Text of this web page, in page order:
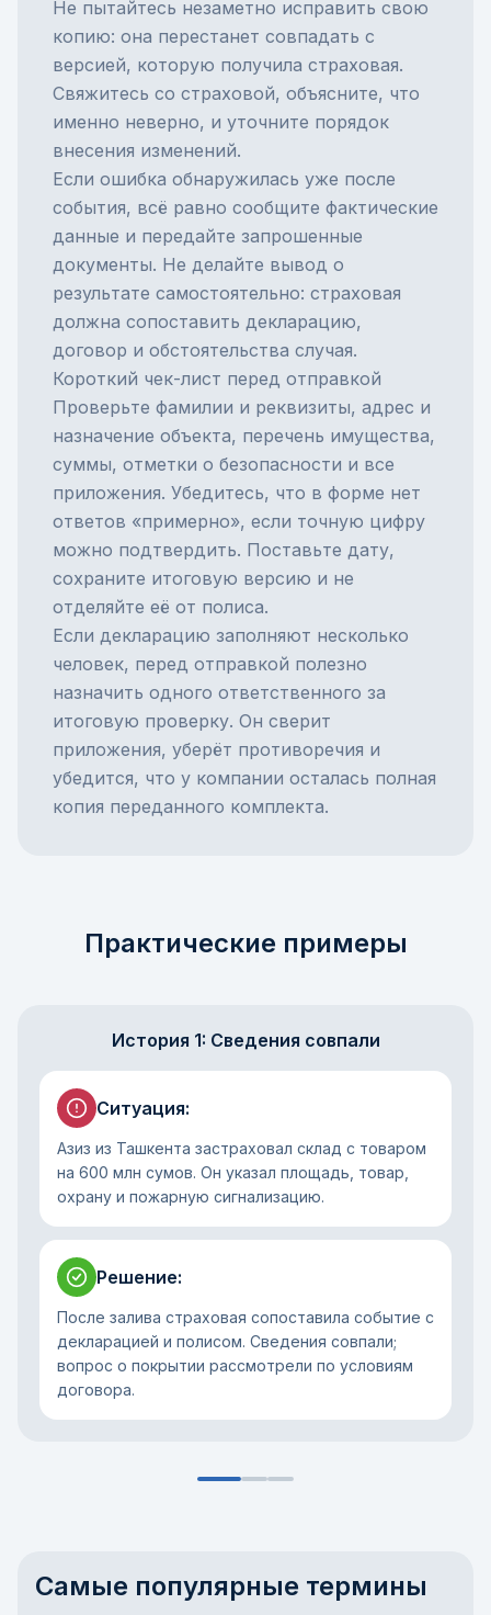
Не пытайтесь незаметно исправить свою
копию: она перестанет совпадать с
версией, которую получила страховая.
Свяжитесь со страховой, объясните, что
именно неверно, и уточните порядок
внесения изменений.
Если ошибка обнаружилась уже после
события, всё равно сообщите фактические
данные и передайте запрошенные
документы. Не делайте вывод о
результате самостоятельно: страховая
должна сопоставить декларацию,
договор и обстоятельства случая.
Короткий чек-лист перед отправкой
Проверьте фамилии и реквизиты, адрес и
назначение объекта, перечень имущества,
суммы, отметки о безопасности и все
приложения. Убедитесь, что в форме нет
ответов «примерно», если точную цифру
можно подтвердить. Поставьте дату,
сохраните итоговую версию и не
отделяйте её от полиса.
Если декларацию заполняют несколько
человек, перед отправкой полезно
назначить одного ответственного за
итоговую проверку. Он сверит
приложения, уберёт противоречия и
убедится, что у компании осталась полная
копия переданного комплекта.
Практические примеры
История 1: Сведения совпали
Ситуация:
Азиз из Ташкента застраховал склад с товаром
на 600 млн сумов. Он указал площадь, товар,
охрану и пожарную сигнализацию.
Решение:
После залива страховая сопоставила событие с
декларацией и полисом. Сведения совпали;
вопрос о покрытии рассмотрели по условиям
договора.
Самые популярные термины